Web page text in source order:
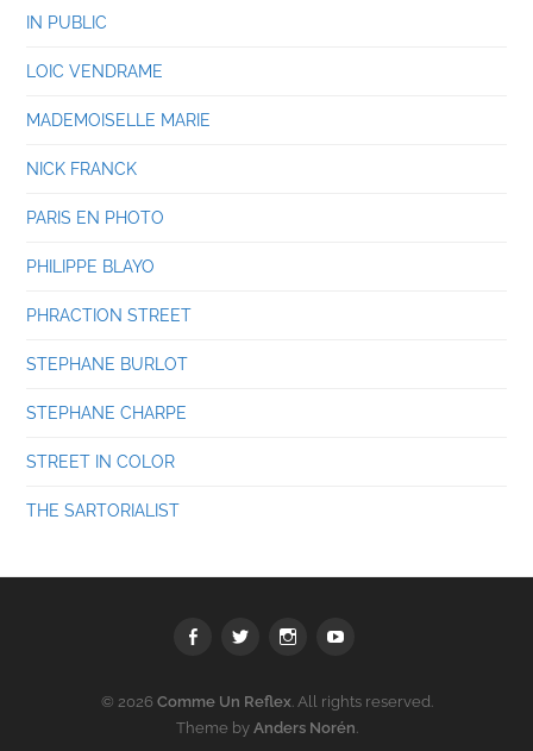
IN PUBLIC
LOIC VENDRAME
MADEMOISELLE MARIE
NICK FRANCK
PARIS EN PHOTO
PHILIPPE BLAYO
PHRACTION STREET
STEPHANE BURLOT
STEPHANE CHARPE
STREET IN COLOR
THE SARTORIALIST
FacebookTwitter Instagramyoutube
© 2026 Comme Un Reflex. All rights reserved.
Theme by Anders Norén.